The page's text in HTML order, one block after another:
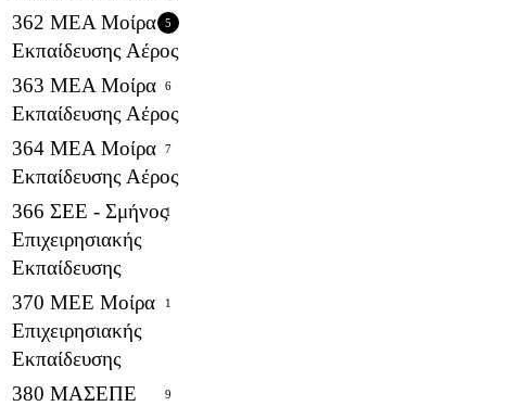
362 ΜΕΑ Μοίρα
Εκπαίδευσης Αέρος
5
363 ΜΕΑ Μοίρα
Εκπαίδευσης Αέρος
6
364 ΜΕΑ Μοίρα
Εκπαίδευσης Αέρος
7
366 ΣΕΕ - Σμήνος
Επιχειρησιακής
Εκπαίδευσης
1
370 ΜΕΕ Μοίρα
Επιχειρησιακής
Εκπαίδευσης
1
380 ΜΑΣΕΠΕ
9